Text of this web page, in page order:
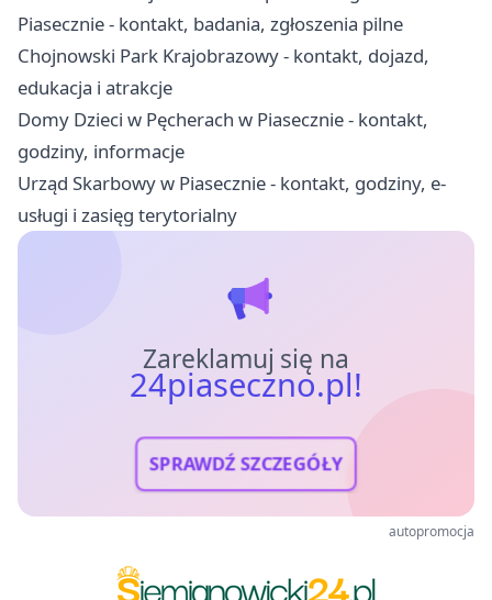
Piasecznie - kontakt, badania, zgłoszenia pilne
Chojnowski Park Krajobrazowy - kontakt, dojazd,
edukacja i atrakcje
Domy Dzieci w Pęcherach w Piasecznie - kontakt,
godziny, informacje
Urząd Skarbowy w Piasecznie - kontakt, godziny, e-
usługi i zasięg terytorialny
Zareklamuj się na
24piaseczno.pl!
SPRAWDŹ SZCZEGÓŁY
autopromocja